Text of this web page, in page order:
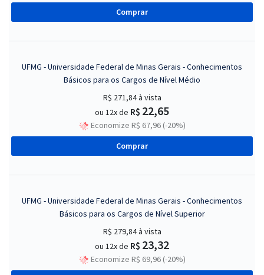
Comprar
UFMG - Universidade Federal de Minas Gerais - Conhecimentos
Básicos para os Cargos de Nível Médio
R$ 271,84à vista
ou 12x de R$ 22,65
Economize R$ 67,96 (-20%)
Comprar
UFMG - Universidade Federal de Minas Gerais - Conhecimentos
Básicos para os Cargos de Nível Superior
R$ 279,84à vista
ou 12x de R$ 23,32
Economize R$ 69,96 (-20%)